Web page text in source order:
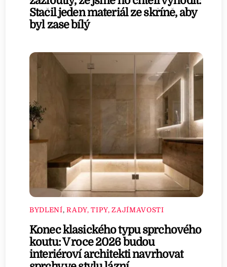
Stačil jeden materiál ze skříně, aby
byl zase bílý
BYDLENÍ,RADY, TIPY, ZAJÍMAVOSTI
Konec klasického typu sprchového
koutu: V roce 2026 budou
interiéroví architekti navrhovat